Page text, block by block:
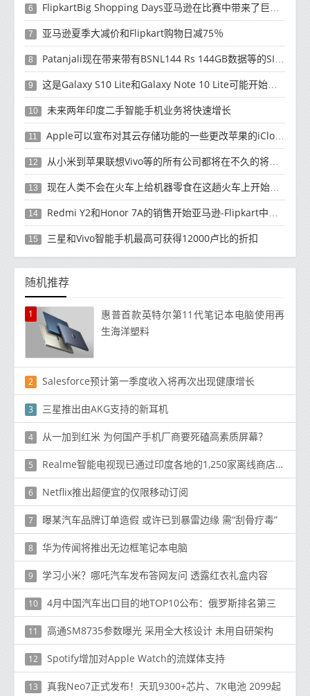
6 FlipkartBig Shopping Days亚马逊在比赛中带来了巨大的现金返还优惠
7 亚马逊夏季大减价和Flipkart购物日减75％
8 Patanjali现在带来带有BSNL144 Rs 144GB数据等的SIM卡
9 这是Galaxy S10 Lite和Galaxy Note 10 Lite可能开始发货的时候
10 未来两年印度二手智能手机业务将快速增长
11 Apple可以宣布对其云存储功能的一些更改苹果的iCloud一直在变化
12 从小米到苹果联想Vivo等的所有公司都将在不久的将来推出他们的新智能手机
13 现在人类不会在火车上给机器零食在这趟火车上开始服务
14 Redmi Y2和Honor 7A的销售开始亚马逊-Flipkart中的报价之战
15 三星和Vivo智能手机最高可获得12000卢比的折扣
随机推荐
1
惠普首款英特尔第11代笔记本电脑使用再
生海洋塑料
2 Salesforce预计第一季度收入将再次出现健康增长
3 三星推出由AKG支持的新耳机
4 从一加到红米 为何国产手机厂商要死磕高素质屏幕？
5 Realme智能电视现已通过印度各地的1,250家离线商店提供
6 Netflix推出超便宜的仅限移动订阅
7 曝某汽车品牌订单造假 或许已到暴雷边缘 需“刮骨疗毒”
8 华为传闻将推出无边框笔记本电脑
9 学习小米？哪吒汽车发布答网友问 透露红衣礼盒内容
10 4月中国汽车出口目的地TOP10公布：俄罗斯排名第三
11 高通SM8735参数曝光 采用全大核设计 未用自研架构
12 Spotify增加对Apple Watch的流媒体支持
13 真我Neo7正式发布！天玑9300+芯片、7K电池 2099起